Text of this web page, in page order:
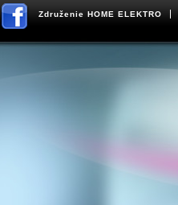
Združenie HOME ELEKTRO